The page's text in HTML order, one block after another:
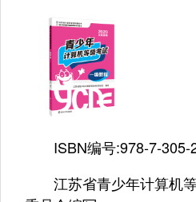
ISBN编号:978-7-305-
江苏省青少年计算机